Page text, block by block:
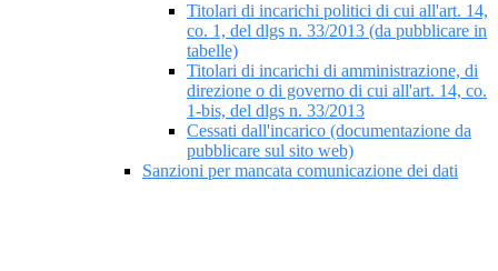
Titolari di incarichi politici di cui all'art. 14,
co. 1, del dlgs n. 33/2013 (da pubblicare in
tabelle)
Titolari di incarichi di amministrazione, di
direzione o di governo di cui all'art. 14, co.
1-bis, del dlgs n. 33/2013
Cessati dall'incarico (documentazione da
pubblicare sul sito web)
Sanzioni per mancata comunicazione dei dati